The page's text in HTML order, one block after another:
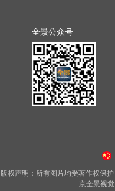
全景公众号
版权声明：所有图片均受著作权保
京全景视